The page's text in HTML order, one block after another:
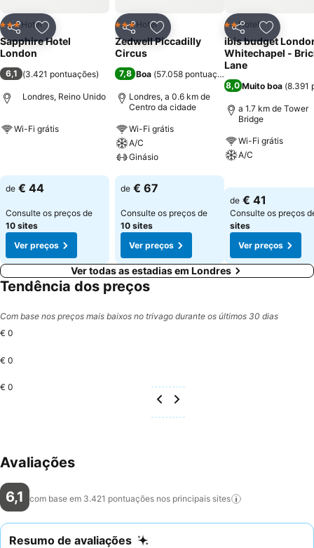
PartilharAdicionar aos favoritos
3 Estrelas
Hotel
Sapphire Hotel
London
6,1 (3.421 pontuações)
Londres, Reino Unido
Wi-Fi grátis
de € 44
Consulte os preços de
10 sites
Ver preços
PartilharAdicionar aos favoritos
3 Estrelas
Hotel
Zedwell Piccadilly
Circus
7,8 Boa (57.058 pontuações
Londres, a 0.6 km de
Centro da cidade
Wi-Fi grátis
A/C
Ginásio
Ver preços
de € 67
Consulte os preços de
10 sites
Ver preços
Partilhar
2 Estrelas
Hotel
ibis budget
Whitechapel -
Lane
8,0 Muito boa (8.391
a 1.7 km de Tower
Bridge
Wi-Fi grátis
A/C
Ver preços
de € 41
Consulte os preços
sites
Ver preços
Ver todas as estadias em Londres
Tendência dos preços
Com base nos preços mais baixos no trivago durante os últimos 30 dias
€ 0
€ 0
€ 0
Avaliações
6,1 com base em 3.421 pontuações nos principais sites
Resumo de avaliações